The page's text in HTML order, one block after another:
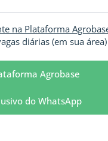
na Plataforma
diárias (em sua
Agrobase
do WhatsApp